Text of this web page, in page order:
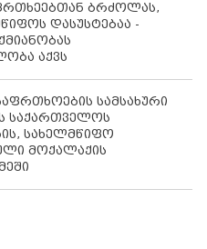
ბრძოლას,
დასუსტებაა -
აქვს
სამსახური
საქართველოს
სახელმწიფო
მოქალაქის